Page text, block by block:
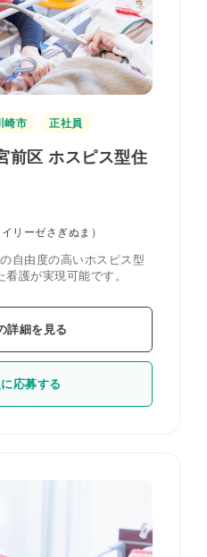
崎市 正社員
前区 ホスピス型住
リーゼさぎぬま）
自由度の高いホスピス型
護が実現可能です。
詳細を見る
応募する